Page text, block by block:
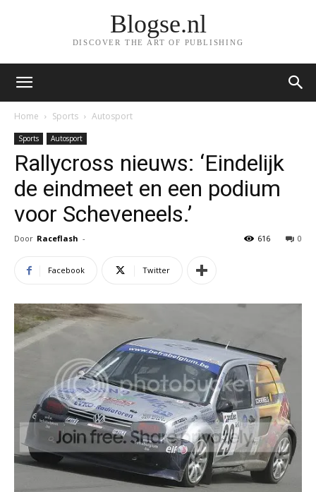
Blogse.nl
DISCOVER THE ART OF PUBLISHING
Home Sports Autosport
Sports Autosport
Rallycross nieuws: ‘Eindelijk
de eindmeet en een podium
voor Scheveneels.’
Door Raceflash - 0
616
Facebook Twitter